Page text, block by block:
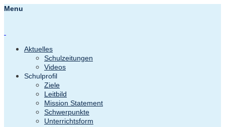
Menu
Aktuelles
Schulzeitungen
Videos
Schulprofil
Ziele
Leitbild
Mission Statement
Schwerpunkte
Unterrichtsform